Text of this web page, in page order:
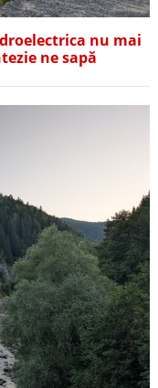
nu mai
ne sapă